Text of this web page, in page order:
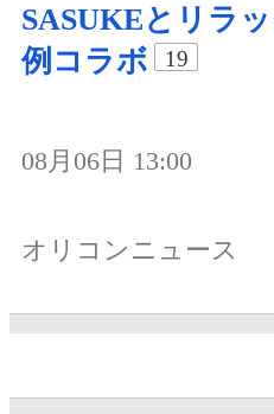
SASUKEとリラ
例コラボ
19
08月06日 13:00
オリコンニュース